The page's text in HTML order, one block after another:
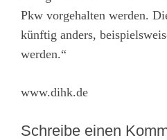
Pkw vorgehalten werden.
künftig anders,
werden.“
www.dihk.de
Schreibe einen